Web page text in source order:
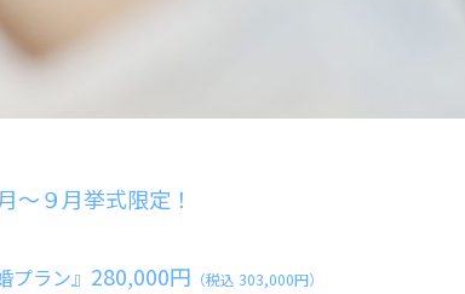
～９月挙式限定！
プラン』 280,000円 （税込 303,000円）